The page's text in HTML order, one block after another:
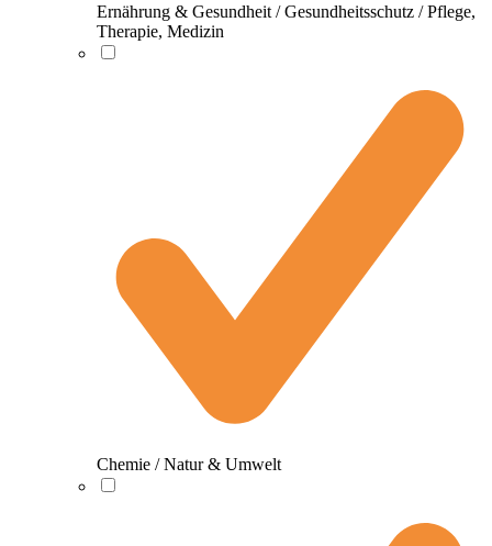
Ernährung & Gesundheit / Gesundheitsschutz / Pflege,
Therapie, Medizin
Chemie / Natur & Umwelt